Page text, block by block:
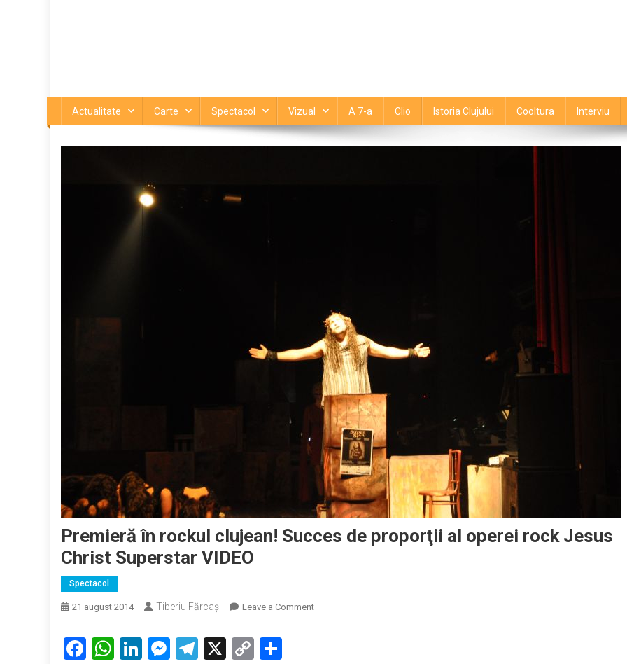
Actualitate Carte Spectacol Vizual A 7-a Clio Istoria Clujului Cooltura Interviu
Premieră în rockul clujean! Succes de proporţii al operei rock Jesus
Christ Superstar VIDEO
Spectacol
21 august 2014 Tiberiu Fărcaş Leave a Commenton
Facebook
WhatsApp
LinkedIn
Messenger
Telegram
X
Copy